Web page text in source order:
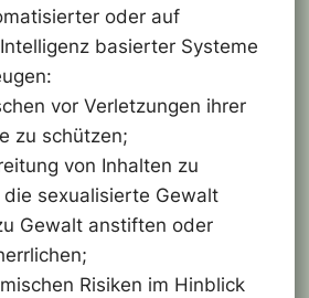
oder auf
basierter Systeme
vor Verletzungen ihrer
zu schützen;
von Inhalten zu
sexualisierte Gewalt
Gewalt anstiften oder
Risiken im Hinblick